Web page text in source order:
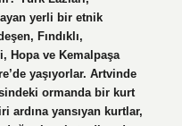
yerli bir etnik
Fındıklı,
Hopa ve Kemalpaşa
yaşıyorlar. Artvinde
ormanda bir kurt
ardına yansıyan kurtlar,